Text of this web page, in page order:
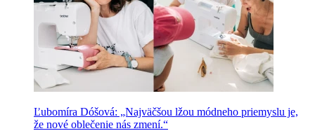
Ľubomíra Dóšová: „Najväčšou lžou módneho priemyslu je,
že nové oblečenie nás zmení.“